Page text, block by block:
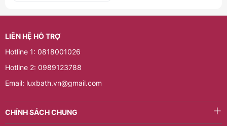
CHÍNH SÁCH CHUNG
LIÊN HỆ HỖ TRỢ
Hotline 1: 0818001026
Hotline 2: 0989123788
Email: luxbath.vn@gmail.com